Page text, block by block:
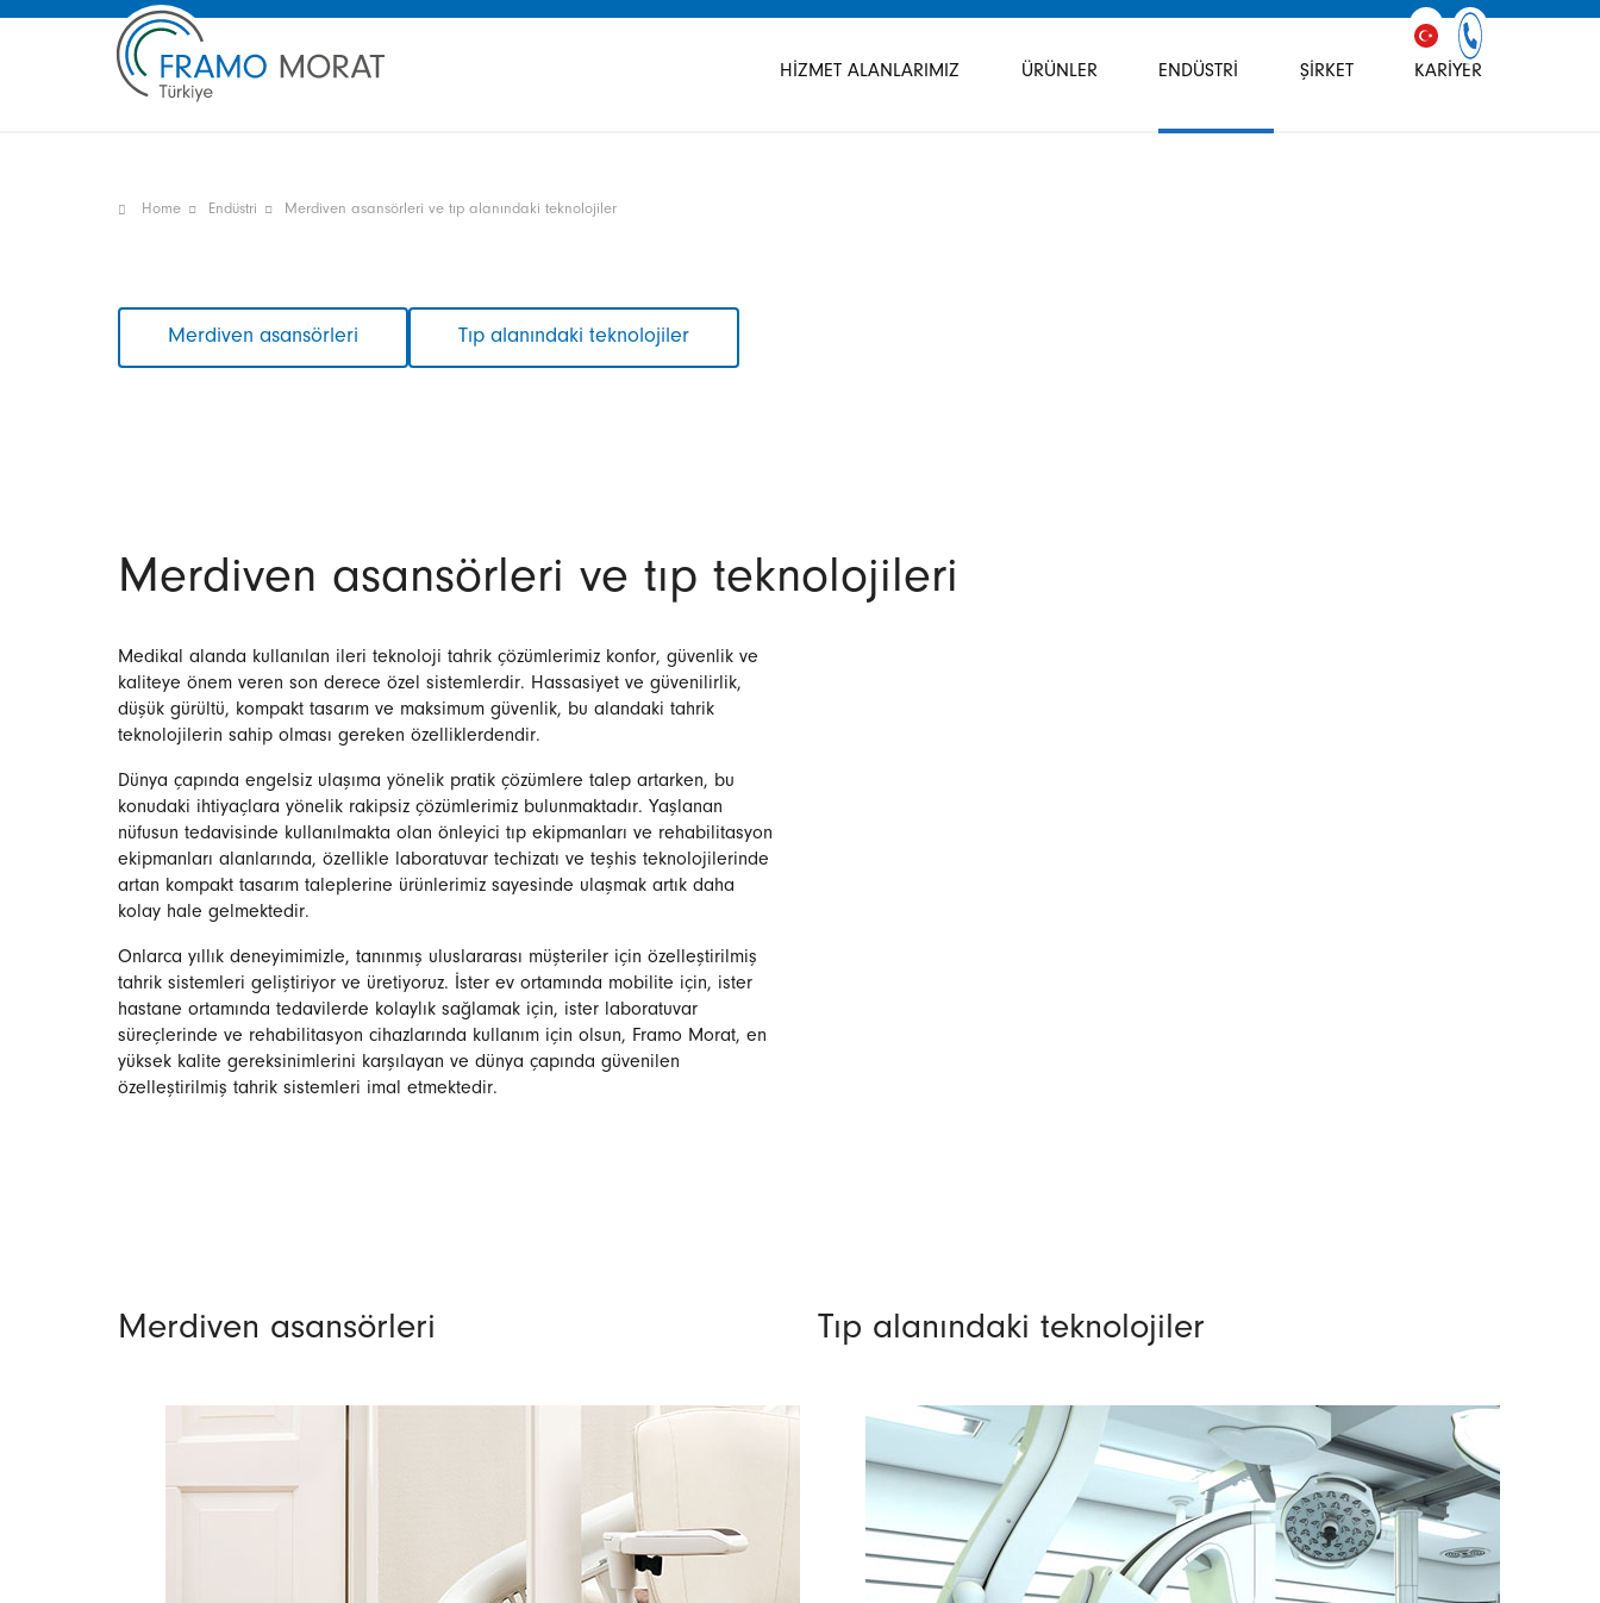
atla
HIZMET ALANLARIMIZ ÜRÜNLER ENDÜSTRI ŞIRKET KARIYER
Home Endüstri Merdiven asansörleri ve tıp alanındaki teknolojiler
Merdiven asansörleri Tıp alanındaki teknolojiler
Merdiven asansörleri ve tıp teknolojileri
Medikal alanda kullanılan ileri teknoloji tahrik çözümlerimiz konfor, güvenlik ve
kaliteye önem veren son derece özel sistemlerdir. Hassasiyet ve güvenilirlik,
düşük gürültü, kompakt tasarım ve maksimum güvenlik, bu alandaki tahrik
teknolojilerin sahip olması gereken özelliklerdendir.
Dünya çapında engelsiz ulaşıma yönelik pratik çözümlere talep artarken, bu
konudaki ihtiyaçlara yönelik rakipsiz çözümlerimiz bulunmaktadır. Yaşlanan
nüfusun tedavisinde kullanılmakta olan önleyici tıp ekipmanları ve rehabilitasyon
ekipmanları alanlarında, özellikle laboratuvar techizatı ve teşhis teknolojilerinde
artan kompakt tasarım taleplerine ürünlerimiz sayesinde ulaşmak artık daha
kolay hale gelmektedir.
Onlarca yıllık deneyimimizle, tanınmış uluslararası müşteriler için özelleştirilmiş
tahrik sistemleri geliştiriyor ve üretiyoruz. İster ev ortamında mobilite için, ister
hastane ortamında tedavilerde kolaylık sağlamak için, ister laboratuvar
süreçlerinde ve rehabilitasyon cihazlarında kullanım için olsun, Framo Morat, en
yüksek kalite gereksinimlerini karşılayan ve dünya çapında güvenilen
özelleştirilmiş tahrik sistemleri imal etmektedir.
Merdiven asansörleri Tıp alanındaki teknolojiler